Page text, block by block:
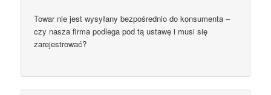
Towar nie jest wysyłany bezpośrednio do konsumenta –
czy nasza firma podlega pod tą ustawę i musi się
zarejestrować?